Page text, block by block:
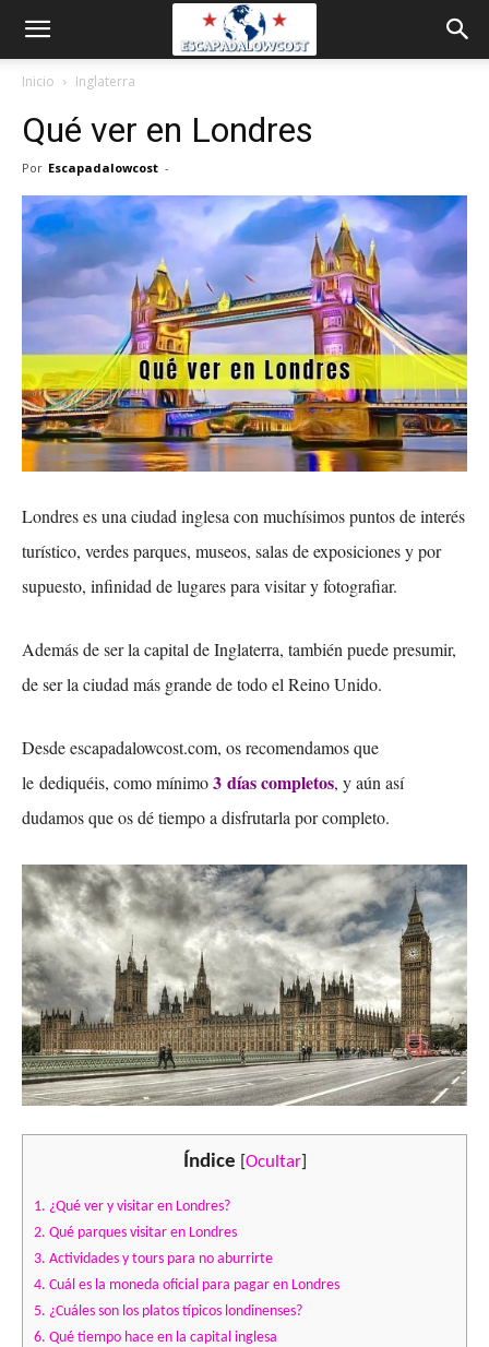
Inicio Inglaterra
Qué ver en Londres
Por Escapadalowcost -
Londres es una ciudad inglesa con muchísimos puntos de interés
turístico, verdes parques, museos, salas de exposiciones y por
supuesto, infinidad de lugares para visitar y fotografiar.
Además de ser la capital de Inglaterra, también puede presumir,
de ser la ciudad más grande de todo el Reino Unido.
Desde escapadalowcost.com, os recomendamos que
le dediquéis, como mínimo3 días completos, y aún así
dudamos que os dé tiempo a disfrutarla por completo.
Índice [Ocultar]
1. ¿Qué ver y visitar en Londres?
2. Qué parques visitar en Londres
3. Actividades y tours para no aburrirte
4. Cuál es la moneda oficial para pagar en Londres
5. ¿Cuáles son los platos típicos londinenses?
6. Qué tiempo hace en la capital inglesa